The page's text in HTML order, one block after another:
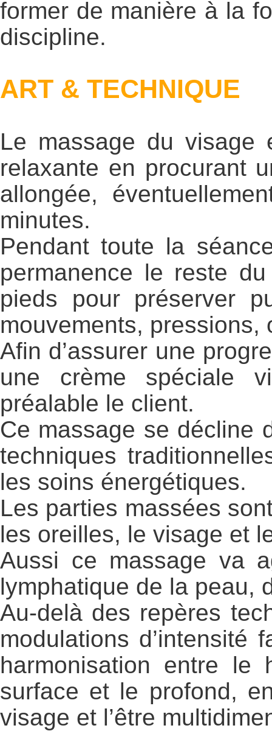
former de manière à la
discipline.
ART & TECHNIQUE
Le massage du visage
relaxante en procurant
allongée,
minutes.
Pendant toute la
permanence le reste
pieds pour préserver
mouvements,
Afin d’assurer une
une crème spéciale
préalable le client.
Ce massage se décline
techniques
les soins énergétiques.
Les parties massées
les oreilles, le visage et
Aussi ce massage va
lymphatique de la peau,
Au-delà des repères
modulations d’intensité
harmonisation entre
surface et le profond,
visage et l’être